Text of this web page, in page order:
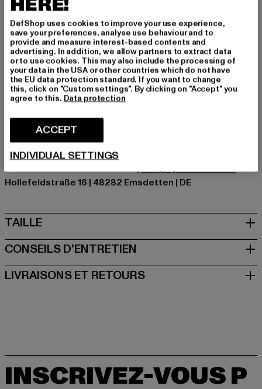
– facile avec un hoodie, net avec un t-shirt épuré. C'est
une pièce OG qui supporte le quotidien et garde
toujours son standing. Construis ta tenue signature
autour de ce look épuré.
Marque: 2Y Studios
Catégorie: Jeans coupe droite
Couleur: grau
Composition du matériau: 100% Coton
Art.Nr: J-S-10001-00111
Fabricant: 2Y Premium GmbH |info@2y-studios.com
Hollefeldstraße 16 | 48282 Emsdetten | DE
TAILLE
CONSEILS D'ENTRETIEN
LIVRAISONS ET RETOURS
INSCRIVEZ-VOUS P
DefShop uses cookies to improve your use experience,
save your preferences, analyse use behaviour and to
provide and measure interest-based contents and
advertising. In addition, we allow partners to extract data
or to use cookies. This may also include the processing of
your data in the USA or other countries which do not have
the EU data protection standard. If you want to change
this, click on "Custom settings". By clicking on "Accept" you
agree to this. Data protection
ACCEPT
INDIVIDUAL SETTINGS